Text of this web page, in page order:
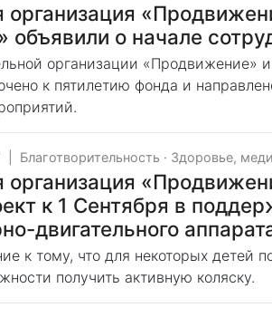
организация
объявили о начале
организации «Продвижение»
к пятилетию фонда и
Благотворительность · Здоровье,
организация
к 1 Сентября в
двигательного
к тому, что для некоторых детей
получить активную коляску.